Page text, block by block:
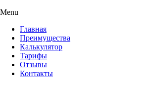
Menu
Главная
Преимущества
Калькулятор
Тарифы
Отзывы
Контакты